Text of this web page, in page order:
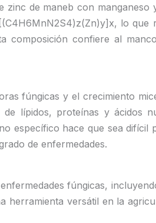
zinc de maneb con
lo
composición confiere al
fúngicas y el crecimiento
lípidos, proteínas y ácidos
específico hace que sea
de enfermedades.
fúngicas,
herramienta versátil en la